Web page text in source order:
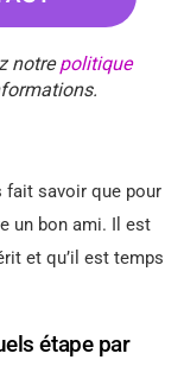
notrepolitique
fait savoir que pour
un bon ami. Il est
et qu’il est temps
étape par